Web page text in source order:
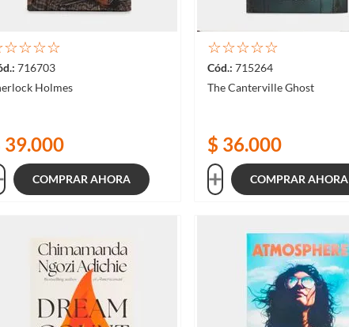
☆☆☆☆
716703
Holmes
39.000
COMPRAR AHORA
☆☆☆☆☆
715264
The Canterville Ghost
$ 36.000
COMPRAR AHORA